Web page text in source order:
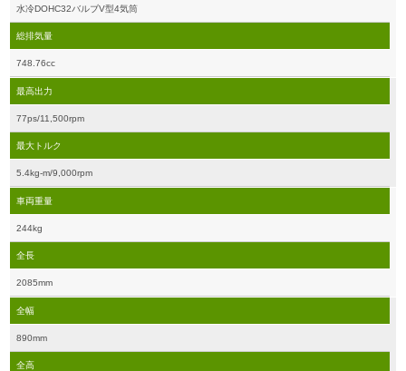
水冷DOHC32バルブV型4気筒
総排気量
748.76cc
最高出力
77ps/11,500rpm
最大トルク
5.4kg-m/9,000rpm
車両重量
244kg
全長
2085mm
全幅
890mm
全高